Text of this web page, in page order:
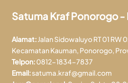
Satuma Kraf Ponorogo -
Alamat:Jalan Sidowaluyo RT 01 RW
Kecamatan Kauman, Ponorogo,
Telpon:0812-1834-7837
Email:satuma.kraf@gmail.com